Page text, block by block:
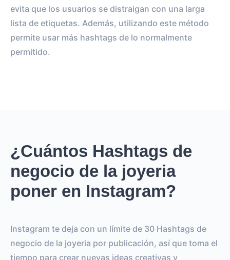
evita que los usuarios se distraigan con una larga
lista de etiquetas. Además, utilizando este método
permite usar más hashtags de lo normalmente
permitido.
¿Cuántos Hashtags de
negocio de la joyeria
poner en Instagram?
Instagram te deja con un límite de 30 Hashtags de
negocio de la joyeria por publicación, así que toma el
tiempo para crear nuevas ideas creativas y